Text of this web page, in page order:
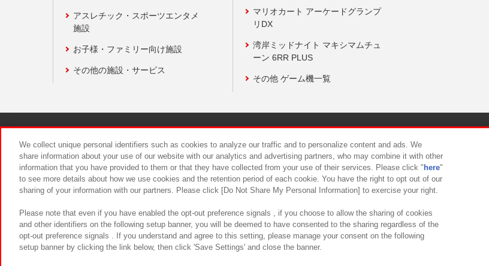
アスレチック・スポーツエンタメ
施設
お子様・ファミリー向け施設
その他の施設・サービス
マリオカート アーケードグランプ
リDX
湾岸ミッドナイト マキシマムチュ
ーン 6RR PLUS
その他 ゲーム機一覧
食品のご提供について カスタマーハラスメント対応方針
We collect unique personal identifiers such as cookies to analyze our traffic and to personalize content and ads. We
share information about your use of our website with our analytics and advertising partners, who may combine it with other
information that you have provided to them or that they have collected from your use of their services. Please click " here"
to see more details about how we use cookies and the retention period of each cookie. You have the right to opt out of our
sharing of your information with our partners. Please click [Do Not Share My Personal Information] to exercise your right.
Please note that even if you have enabled the opt-out preference signals , if you choose to allow the sharing of cookies
and other identifiers on the following setup banner, you will be deemed to have consented to the sharing regardless of the
opt-out preference signals . If you understand and agree to this setting, please manage your consent on the following
setup banner by clicking the link below, then click 'Save Settings' and close the banner.